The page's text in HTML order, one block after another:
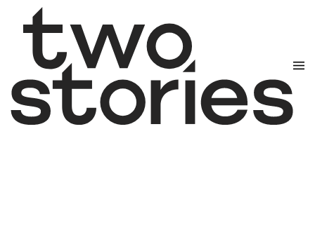
Zum Hauptinhalt springen